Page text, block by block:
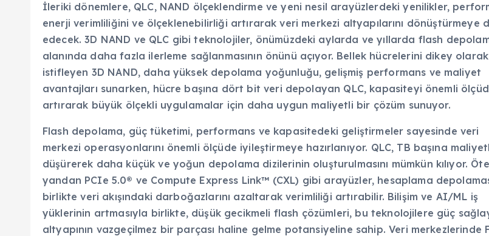
İleriki dönemlere, QLC, NAND ölçeklendirme ve yeni nesil arayüzlerdeki yenilikler,
enerji verimliliğini ve ölçeklenebilirliği artırarak veri merkezi altyapılarını dönüştürmeye
edecek. 3D NAND ve QLC gibi teknolojiler, önümüzdeki aylarda ve yıllarda flash
alanında daha fazla ilerleme sağlanmasının önünü açıyor. Bellek hücrelerini dikey olarak
istifleyen 3D NAND, daha yüksek depolama yoğunluğu, gelişmiş performans ve maliyet
avantajları sunarken, hücre başına dört bit veri depolayan QLC, kapasiteyi önemli
artırarak büyük ölçekli uygulamalar için daha uygun maliyetli bir çözüm sunuyor.
Flash depolama, güç tüketimi, performans ve kapasitedeki geliştirmeler sayesinde veri
merkezi operasyonlarını önemli ölçüde iyileştirmeye hazırlanıyor. QLC, TB başına
düşürerek daha küçük ve yoğun depolama dizilerinin oluşturulmasını mümkün kılıyor. Öte
yandan PCIe 5.0® ve Compute Express Link™ (CXL) gibi arayüzler, hesaplama
birlikte veri akışındaki darboğazlarını azaltarak verimliliği artırabilir. Bilişim ve AI/ML iş
yüklerinin artmasıyla birlikte, düşük gecikmeli flash çözümleri, bu teknolojilere güç
altyapının vazgeçilmez bir parçası haline gelme potansiyeline sahip. Veri merkezlerinde